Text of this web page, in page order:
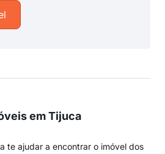
em Tijuca
te ajudar a encontrar o imóvel dos